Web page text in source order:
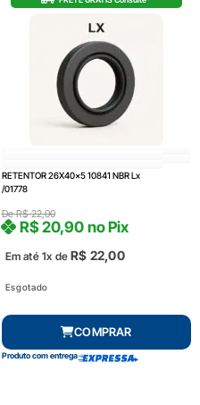
RETENTOR 26X40x5 10841 NBR Lx
/01778
DeR$22,00
Em até 1x de R$ 22,00
R$20,90 no Pix
Esgotado
COMPRAR
Produto com entrega